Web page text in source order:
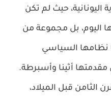
اليونانية، حيث لم تكن
اليوم، بل مجموعة من
نظامها السياسي
أثينا وأسبرطة.
الثامن قبل الميلاد،